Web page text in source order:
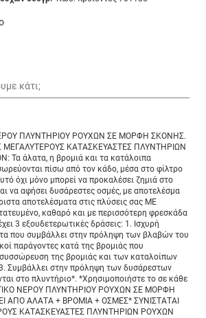
ΠΛΥΝΤΗΡΙΟΥ ΡΟΥΧΩΝ ΣΕ ΜΟΡΦΗ ΣΚΟΝΗΣ.
ΜΕΓΑΛΥΤΕΡΟΥΣ ΚΑΤΑΣΚΕΥΑΣΤΕΣ ΠΛΥΝΤΗΡΙΩΝ
Τα άλατα, η βρομιά και τα κατάλοιπα
πίσω από τον κάδο, μέσα στο φίλτρο
όχι μόνο μπορεί να προκαλέσει ζημιά στο
να αφήσει δυσάρεστες οσμές, με αποτελέσμα
αποτελέσματα στις πλύσεις σας ΜΕ
καθαρό και με περισσότερη φρεσκάδα
3 εξουδετερωτικές δράσεις: 1. Ισχυρή
που συμβάλλει στην πρόληψη των βλαβών του
παράγοντες κατά της βρομιάς που
της βρομιάς και των καταλοίπων
Συμβάλλει στην πρόληψη των δυσάρεστων
στο πλυντήριο*. *Χρησιμοποιήστε το σε κάθε
ΝΕΡΟΥ ΠΛΥΝΤΗΡΙΟΥ ΡΟΥΧΩΝ ΣΕ ΜΟΡΦΗ
ΑΠΟ ΑΛΑΤΑ + ΒΡΟΜΙΑ + ΟΣΜΕΣ* ΣΥΝΙΣΤΑΤΑΙ
ΚΑΤΑΣΚΕΥΑΣΤΕΣ ΠΛΥΝΤΗΡΙΩΝ ΡΟΥΧΩΝ